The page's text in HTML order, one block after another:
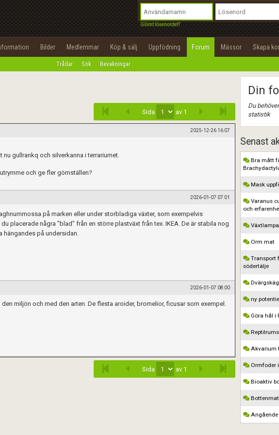
Glömt lösenordet?
Bilder Medlemmar Köp & sälj Uppfödning Forum Mässor Skapa
Trådar Sök Bevakningar
Sida av 1
2025-12-26 16:07
gullrankq och silverkanna i terrariumet.
och ge fler gömställen?
2026-01-07 07:01
på marken eller under storbladiga växter, som exempelvis
placerade några "blad" från en större plastväxt från tex. IKEA. De är stabila nog
hängandes på undersidan.
2026-01-07 08:00
miljön och med den arten. De flesta aroider, bromelior, ficusar som exempel.
Sida av 1
Din
Du
statistik
Senast
Bra mått
Mask
Varanus
och
Växtlampa
Orm mat
Transport
södertälje
ny
Göra hål i
Akvarium
Ormfoder i
Bioaktiv
Angående
Infoga
Utför
100%
OK
Privacy Policy
of Service
Begär nytt lösenord
Tillbaka till förstasidan